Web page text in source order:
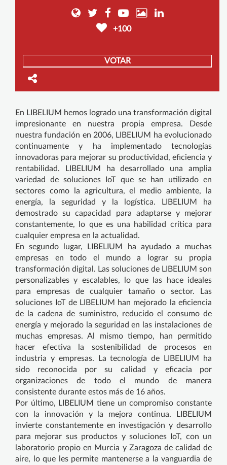
+100
VOTAR
En LIBELIUM hemos logrado una transformación digital
impresionante en nuestra propia empresa. Desde
nuestra fundación en 2006, LIBELIUM ha evolucionado
continuamente y ha implementado tecnologías
innovadoras para mejorar su productividad, eficiencia y
rentabilidad. LIBELIUM ha desarrollado una amplia
variedad de soluciones IoT que se han utilizado en
sectores como la agricultura, el medio ambiente, la
energía, la seguridad y la logística. LIBELIUM ha
demostrado su capacidad para adaptarse y mejorar
constantemente, lo que es una habilidad crítica para
cualquier empresa en la actualidad.
En segundo lugar, LIBELIUM ha ayudado a muchas
empresas en todo el mundo a lograr su propia
transformación digital. Las soluciones de LIBELIUM son
personalizables y escalables, lo que las hace ideales
para empresas de cualquier tamaño o sector. Las
soluciones IoT de LIBELIUM han mejorado la eficiencia
de la cadena de suministro, reducido el consumo de
energía y mejorado la seguridad en las instalaciones de
muchas empresas. Al mismo tiempo, han permitido
hacer efectiva la sostenibilidad de procesos en
industria y empresas. La tecnología de LIBELIUM ha
sido reconocida por su calidad y eficacia por
organizaciones de todo el mundo de manera
consistente durante estos más de 16 años.
Por último, LIBELIUM tiene un compromiso constante
con la innovación y la mejora continua. LIBELIUM
invierte constantemente en investigación y desarrollo
para mejorar sus productos y soluciones IoT, con un
laboratorio propio en Murcia y Zaragoza de calidad de
aire, lo que les permite mantenerse a la vanguardia de